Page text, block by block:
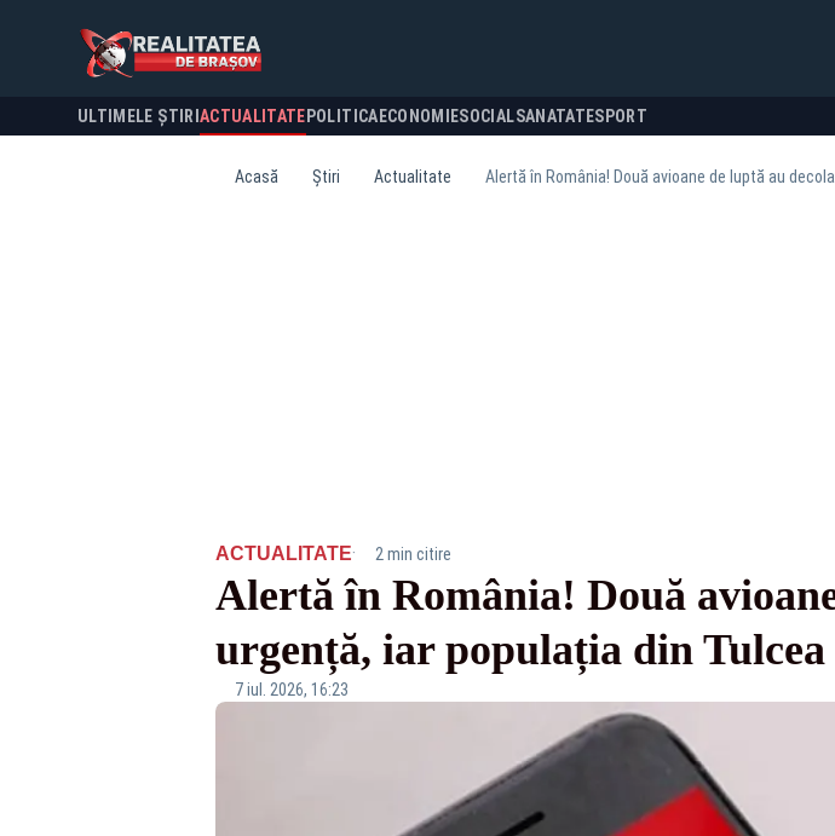
ULTIMELE ȘTIRI ACTUALITATE POLITICA ECONOMIESOCIALSANATATESPORT
Acasă Știri Actualitate Alertă în România! Două avioane de luptă au
ACTUALITATE· 2 min citire
Alertă în România! Două
urgență, iar populația din
7 iul. 2026, 16:23